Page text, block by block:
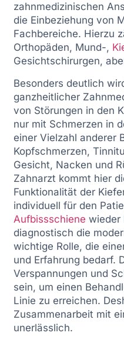
zahnmedizinischen
die Einbeziehung von
Fachbereiche. Hierzu
Orthopäden, Mund-,
Gesichtschirurgen,
Besonders deutlich
ganzheitlicher
von Störungen in den
nur mit Schmerzen in
einer Vielzahl anderer
Kopfschmerzen,
Gesicht, Nacken und
Zahnarzt kommt hier
Funktionalität der
individuell für den
Aufbissschiene wieder
diagnostisch die
wichtige Rolle, die
und Erfahrung bedarf.
Verspannungen und
sein, um einen
Linie zu erreichen.
Zusammenarbeit mit
unerlässlich.